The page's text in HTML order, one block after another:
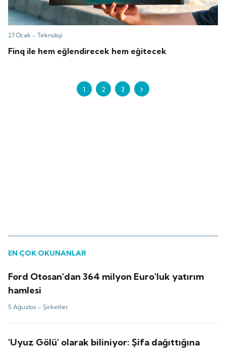
27 Ocak -Teknoloji
Finq ile hem eğlendirecek hem eğitecek
1 2 3
EN ÇOK OKUNANLAR
Ford Otosan'dan 364 milyon Euro'luk yatırım
hamlesi
5 Ağustos - Şirketler
'Uyuz Gölü' olarak biliniyor: Şifa dağıttığına